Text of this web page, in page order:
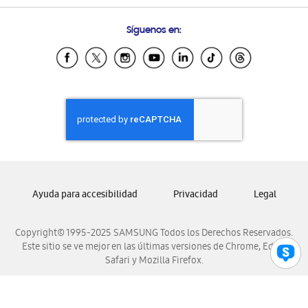
Samsung Ecuador
Samsung El Salvador
Samsung Honduras
Samsung Nicaragua
Samsung Panamá
Samsung Venezuela
Síguenos en:
Copyright© 1995-2025 SAMSUNG Todos los Derechos Reservados.
Este sitio se ve mejor en las últimas versiones de Chrome, Edge,
Safari y Mozilla Firefox.
Ayuda para accesibilidad Privacidad Legal